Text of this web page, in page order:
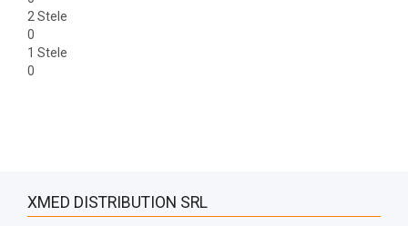
2 Stele
0
1 Stele
0
XMED DISTRIBUTION SRL